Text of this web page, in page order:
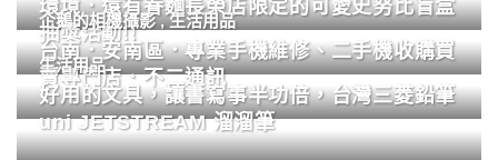
環境．還有眷麵長榮店限定的可愛史努比盲盒
抽獎活動!!
企鵝的相機攝影,生活用品
台南．安南區．專業手機維修、二手機收購買
賣專門店．不二通訊
生活用品
好用的文具，讓書寫事半功倍，台灣三菱鉛筆
uni JETSTREAM 溜溜筆